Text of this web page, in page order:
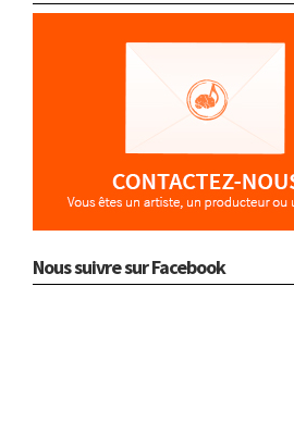
Nous suivre sur Facebook